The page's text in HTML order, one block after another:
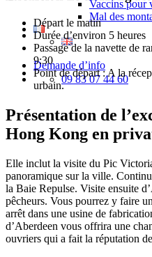
Vaccins pour
Mal des
Demande d’info
09 83 07 44 60
Départ le matin
Durée d’environ 5 heures
Passage de la navette de
9:30
Point de départ : A la
urbain.
Présentation de
Hong Kong en
Elle inclut la visite du Pic
panoramique sur la ville.
la Baie Repulse. Visite ensuite
pêcheurs. Vous pourrez y faire
arrêt dans une usine de
d’Aberdeen vous offrira une
ouvriers qui a fait la réputation